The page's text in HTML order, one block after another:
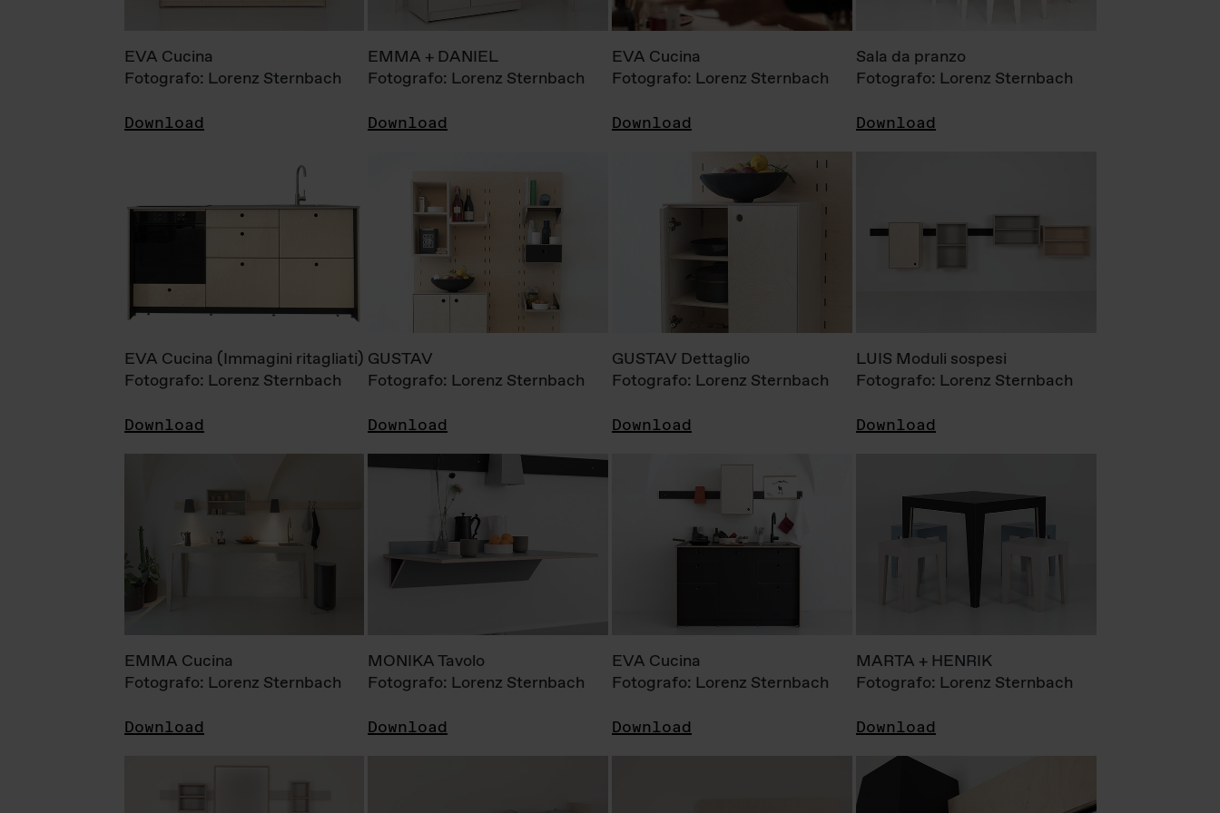
EVA Cucina
Fotografo: Lorenz Sternbach
Download
EMMA + DANIEL
Fotografo: Lorenz Sternbach
Download
EVA Cucina
Fotografo: Lorenz Sternbach
Download
Sala da pranzo
Fotografo: Lorenz Sternbach
Download
EVA Cucina (Immagini ritagliati)
Fotografo: Lorenz Sternbach
Download
GUSTAV
Fotografo: Lorenz Sternbach
Download
GUSTAV Dettaglio
Fotografo: Lorenz Sternbach
Download
LUIS Moduli sospesi
Fotografo: Lorenz Sternbach
Download
EMMA Cucina
Fotografo: Lorenz Sternbach
Download
MONIKA Tavolo
Fotografo: Lorenz Sternbach
Download
EVA Cucina
Fotografo: Lorenz Sternbach
Download
MARTA + HENRIK
Fotografo: Lorenz Sternbach
Download